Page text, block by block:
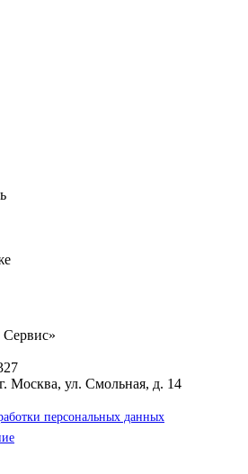
Москва, ул. Смольная, д. 14
персональных данных